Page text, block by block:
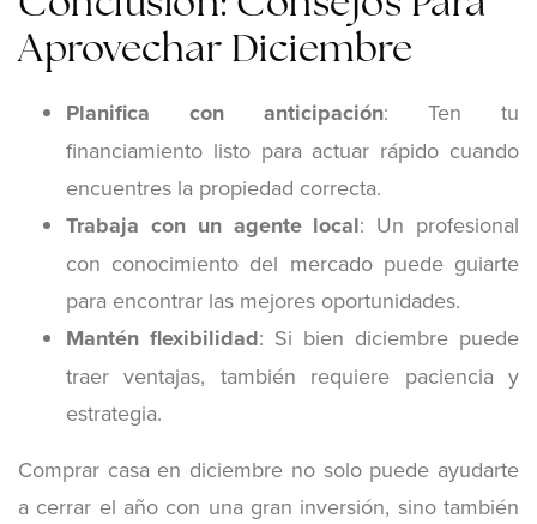
Aprovechar Diciembre
Planifica con anticipación: Ten tu
financiamiento listo para actuar rápido cuando
encuentres la propiedad correcta.
Trabaja con un agente local: Un profesional
con conocimiento del mercado puede guiarte
para encontrar las mejores oportunidades.
Mantén flexibilidad: Si bien diciembre puede
traer ventajas, también requiere paciencia y
estrategia.
Comprar casa en diciembre no solo puede ayudarte
a cerrar el año con una gran inversión, sino también